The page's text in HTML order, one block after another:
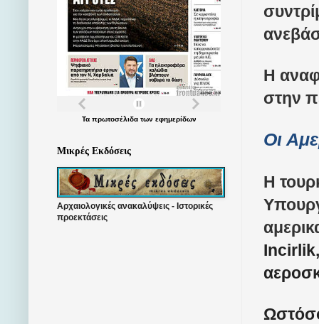
Η
στην
Οι
Η
Τα πρωτοσέλιδατων εφημερίδων
Μικρές Εκδόσεις
Αρχαιολογικές ανακαλύψεις - Ιστορικές
προεκτάσεις